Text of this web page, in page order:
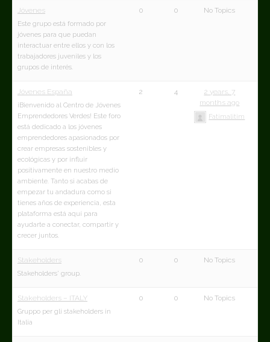
Jóvenes
Este grupo está formado por
jóvenes para que puedan
interactuar entre ellos y con los
trabajadores juveniles y los
grupos de interés.
0 0 No Topics
Jóvenes España
¡Bienvenido al Centro de Jóvenes
Emprendedores Verdes! Este foro
está dedicado a los jóvenes
emprendedores apasionados por
crear empresas sostenibles y
ecológicas y por influir
positivamente en nuestro medio
ambiente. Tanto si acabas de
empezar tu andadura como si
tienes años de experiencia, esta
plataforma está aquí para
ayudarte a conectar, compartir y
crecer juntos.
2 4
2 years, 7
months ago
Fatimalitim
Stakeholders
Stakeholders' group.
0 0 No Topics
Stakeholders – ITALY
Gruppo per gli stakeholders in
Italia
0 0 No Topics